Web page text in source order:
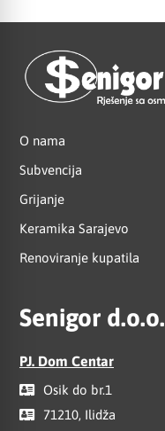
O nama
Subvencija
Grijanje
Keramika Sarajevo
Renoviranje kupatila
Senigor d.o.o.
PJ. Dom Centar
Osik do br.1
71210, Ilidža